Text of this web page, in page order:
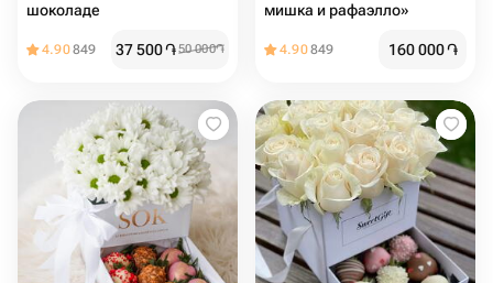
шоколаде
4.90849 37 500֏50 000֏
мишка и рафаэлло»
4.90849 160 000֏